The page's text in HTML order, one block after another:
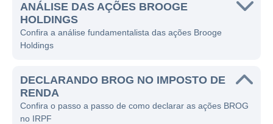
A Brooge Holdings é conhecida pelo
desenvolvimento e operação de terminais
que capacitam o armazenamento e
empresa se destaca no fornecimento de
serviços que vão desde o recebimento de
petróleo bruto até a mistura, armazenamento
ANÁLISE DAS AÇÕES BROOGE
HOLDINGS
Confira a análise fundamentalista das ações Brooge
Holdings
DECLARANDO BROG NO IMPOSTO DE
RENDA
Confira o passo a passo de como declarar as ações BROG
no IRPF